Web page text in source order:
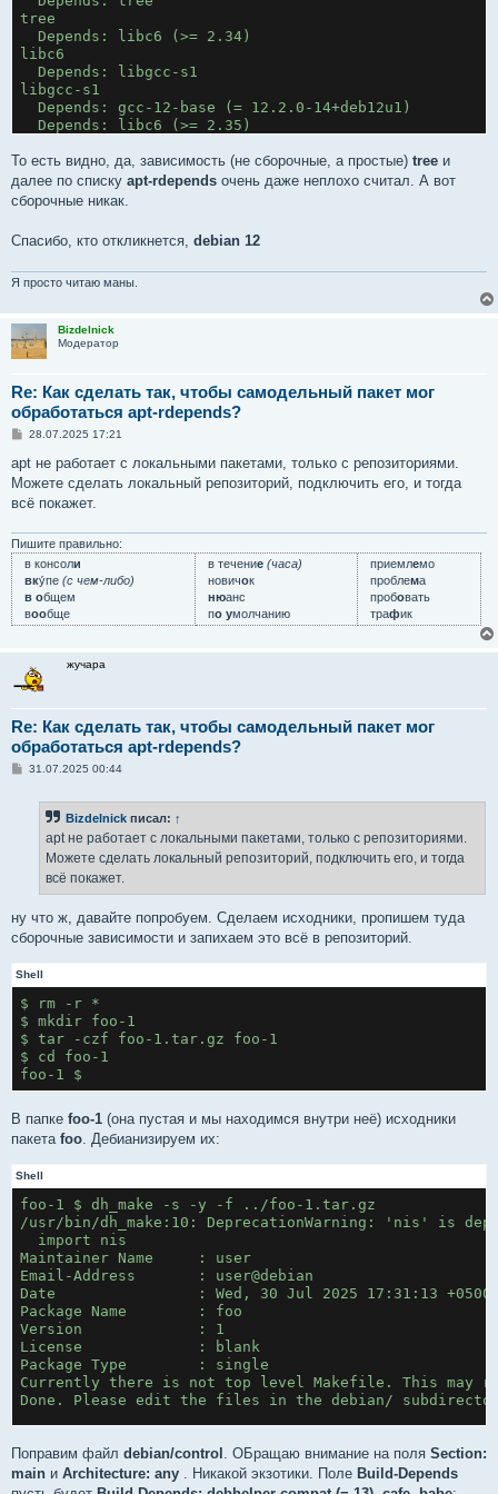
tree
  Depends: libc6 (>= 2.34)
libc6
  Depends: libgcc-s1
libgcc-s1
  Depends: gcc-12-base (= 12.2.0-14+deb12u1)
  Depends: libc6 (>= 2.35)
$
$
$
$ apt-rdepends -b foo
Reading package lists... Done
Building dependency tree... Done
Reading state information... Done
foo
То есть видно, да, зависимость (не сборочные, а простые) tree и
далее по списку apt-rdepends очень даже неплохо считал. А вот
сборочные никак.
Спасибо, кто откликнется, debian 12
Я просто читаю маны.
Bizdelnick
Модератор
Re: Как сделать так, чтобы самодельный пакет мог
обработаться apt-rdepends?
С
о
щ
е
е
28.07.2025 17:21
apt не работает с локальными пакетами, только с репозиториями.
Можете сделать локальный репозиторий, подключить его, и тогда
всё покажет.
Пишите правильно:
в консоли
вку́пе (с чем-либо)
в общем
вообще
в течение (часа)
новичок
нюанс
по умолчанию
приемлемо
проблема
пробовать
трафик
жучара
Re: Как сделать так, чтобы самодельный пакет мог
обработаться apt-rdepends?
С31.07.2025 00:44
Bizdelnick писал: ↑
apt не работает с локальными пакетами, только с репозиториями.
Можете сделать локальный репозиторий, подключить его, и тогда
всё покажет.
ну что ж, давайте попробуем. Сделаем исходники, пропишем туда
сборочные зависимости и запихаем это всё в репозиторий.
Shell
$ rm -r *
$ mkdir foo-1
$ tar -czf foo-1.tar.gz foo-1
$ cd foo-1
foo-1 $
В папке foo-1 (она пустая и мы находимся внутри неё) исходники
пакета foo. Дебианизируем их:
Shell
foo-1 $ dh_make -s -y -f ../foo-1.tar.gz
/usr/bin/dh_make:10: DeprecationWarning: 'nis' is
  import nis
Maintainer Name     : user
Email-Address       : user@debian
Date                : Wed, 30 Jul 2025 17:31:13 +0500
Package Name        : foo
Version             : 1
License             : blank
Package Type        : single
Currently there is not top level Makefile. This may
Done. Please edit the files in the debian/
Поправим файл debian/control . ОБращаю внимание на поля Section:
main и Architecture: any . Никакой экзотики. Поле Build-Depends